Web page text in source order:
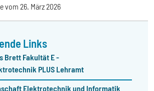
vom 26. März 2026
Links
Brett Fakultät E -
PLUS Lehramt
Elektrotechnik und Informatik